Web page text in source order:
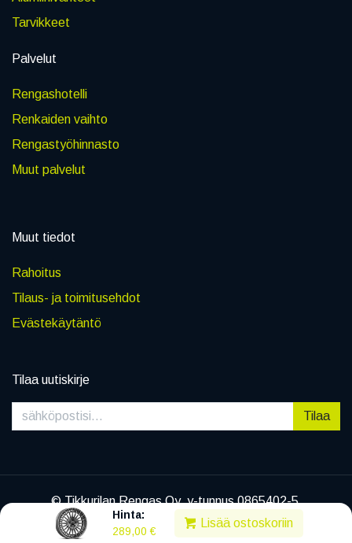
Hinta:
289,00 €
Lisää ostoskoriin
Tarvikkeet
Palvelut
Rengashotelli
Renkaiden vaihto
Rengastyöhinnasto
Muut palvelut
Muut tiedot
Rahoitus
Tilaus- ja toimitusehdot
Evästekäytäntö
Tilaa uutiskirje
Tilaa
© Tikkurilan Rengas Oy, y-tunnus 0865402-5
|Tietosuojaseloste